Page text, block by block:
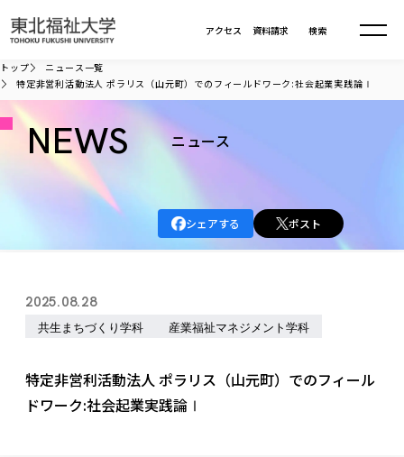
資料請求
アクセス 検索
大学について
建学の精神・教育の理念
学長室の窓
各種方針
大学の歩み
学則
校歌の歴史
大学の取り組み
大学の取り組み
社会連携・研究
カリキュラム編成ガイドライン
情報公開
寄附行為
学部・大学院
学部・大学院TOP
総合福祉学部
社会福祉学科
福祉行政学科
共生まちづくり学部
共生まちづくり学科
教育学部
健康科学部
入学試験
デジタルパンフ
進路・就職 TOP
就職状況
課外活動
課外活動 TOP
国際交流
トップ
ニュース一覧
特定非営利活動法人 ポラリス（山元町）でのフィールドワーク:社会起業実践論Ⅰ
NEWS ニュース
シェアする ポスト
2025.08.28
共生まちづくり学科 産業福祉マネジメント学科
特定非営利活動法人 ポラリス（山元町）でのフィール
ドワーク:社会起業実践論Ⅰ